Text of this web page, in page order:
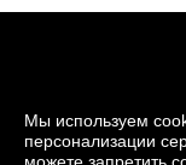
Мы используем
персонализации